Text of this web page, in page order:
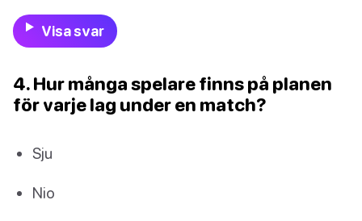
Visa svar
4. Hur många spelare finns på planen
för varje lag under en match?
Sju
Nio